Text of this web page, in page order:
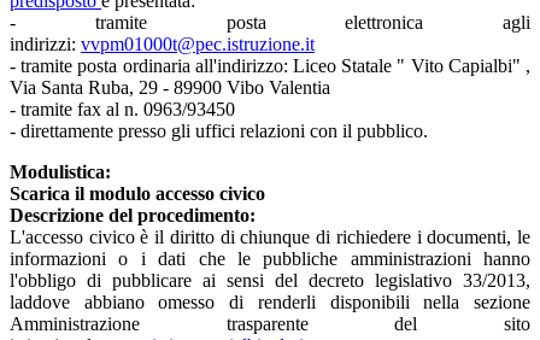
- tramite posta elettronica agli
indirizzi: vvpm01000t@pec.istruzione.it
- tramite posta ordinaria all'indirizzo: Liceo Statale " Vito Capialbi" ,
Via Santa Ruba, 29 - 89900 Vibo Valentia
- tramite fax al n. 0963/93450
- direttamente presso gli uffici relazioni con il pubblico.
Modulistica:
Scarica il modulo accesso civico
Descrizione del procedimento:
L'accesso civico è il diritto di chiunque di richiedere i documenti, le
informazioni o i dati che le pubbliche amministrazioni hanno
l'obbligo di pubblicare ai sensi del decreto legislativo 33/2013,
laddove abbiano omesso di renderli disponibili nella sezione
Amministrazione trasparente del sito